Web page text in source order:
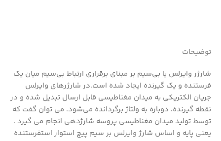
توضیحات
شارژر وایرلس یا بی‌سیم بر مبنای برقراری ارتباط بی‌سیم میان یک
فرستنده و یک گیرنده ایجاد شده است.در شارژرهای وایرلس
جریان الکتریکی به میدان مغناطیسی قابل ارسال تبدیل شده و در
نقطه گیرنده، دوباره به ولتاژ برگردانده می‌شود. می توان گفت که
توسط تولید میدان مغناطیسی پروسه شارژدهی انجام می گیرد .
یعنی پایه و اساس شارژ وایرلس بر سیم پیچ استوار استفرستنده